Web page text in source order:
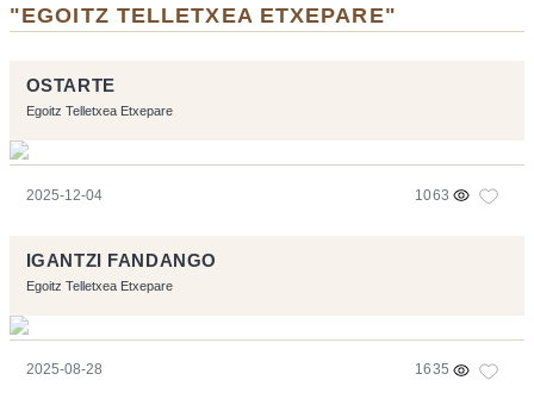
"EGOITZ TELLETXEA ETXEPARE"
OSTARTE
Egoitz Telletxea Etxepare
2025-12-04 1063
IGANTZI FANDANGO
Egoitz Telletxea Etxepare
2025-08-28 1635